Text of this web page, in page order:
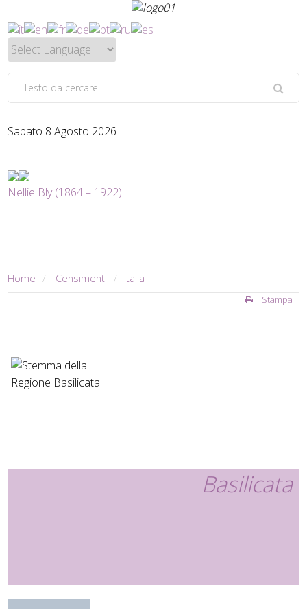
Sabato 8 Agosto 2026
Nellie Bly (1864 – 1922)
Home Censimenti Italia
Stampa
Basilicata